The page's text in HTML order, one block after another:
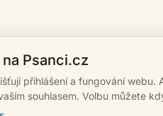
Psanci.cz
přihlášení a fungování webu.
souhlasem. Volbu můžete